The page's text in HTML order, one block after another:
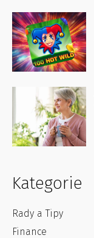
Kategorie
Rady a Tipy
Finance